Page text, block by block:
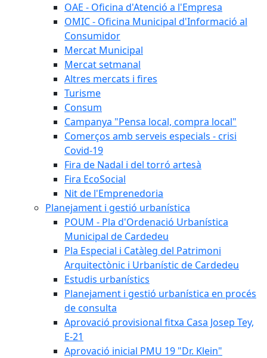
OAE - Oficina d'Atenció a l'Empresa
OMIC - Oficina Municipal d'Informació al
Consumidor
Mercat Municipal
Mercat setmanal
Altres mercats i fires
Turisme
Consum
Campanya "Pensa local, compra local"
Comerços amb serveis especials - crisi
Covid-19
Fira de Nadal i del torró artesà
Fira EcoSocial
Nit de l'Emprenedoria
Planejament i gestió urbanística
POUM - Pla d'Ordenació Urbanística
Municipal de Cardedeu
Pla Especial i Catàleg del Patrimoni
Arquitectònic i Urbanístic de Cardedeu
Estudis urbanístics
Planejament i gestió urbanística en procés
de consulta
Aprovació provisional fitxa Casa Josep Tey,
E-21
Aprovació inicial PMU 19 "Dr. Klein"